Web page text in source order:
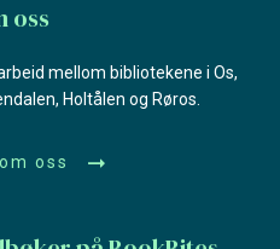
oss
mellom bibliotekene i Os,
Holtålen og Røros.
oss